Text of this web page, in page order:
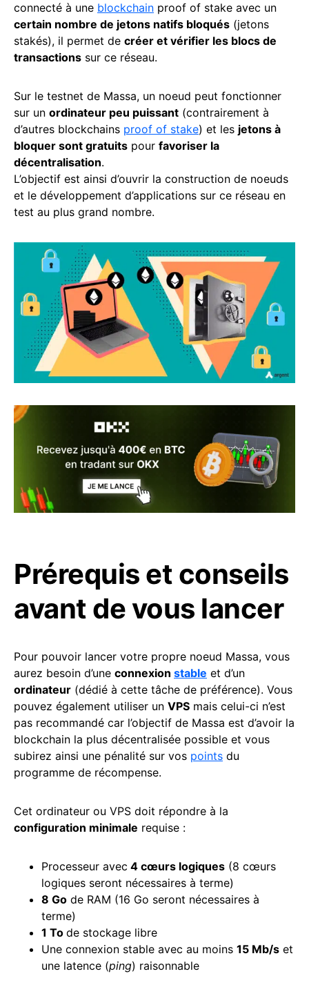
connecté à une blockchain proof of stake avec un
certain nombre de jetons natifs bloqués (jetons
stakés), il permet de créer et vérifier les blocs de
transactions sur ce réseau.
Sur le testnet de Massa, un noeud peut fonctionner
sur un ordinateur peu puissant (contrairement à
d’autres blockchains proof of stake) et les jetons à
bloquer sont gratuits pour favoriser la
décentralisation.
L’objectif est ainsi d’ouvrir la construction de noeuds
et le développement d’applications sur ce réseau en
test au plus grand nombre.
Prérequis et conseils
avant de vous lancer
Pour pouvoir lancer votre propre noeud Massa, vous
aurez besoin d’une connexion stable et d’un
ordinateur (dédié à cette tâche de préférence). Vous
pouvez également utiliser un VPS mais celui-ci n’est
pas recommandé car l’objectif de Massa est d’avoir la
blockchain la plus décentralisée possible et vous
subirez ainsi une pénalité sur vos points du
programme de récompense.
Cet ordinateur ou VPS doit répondre à la
configuration minimale requise :
Processeur avec 4 cœurs logiques (8 cœurs
logiques seront nécessaires à terme)
8 Go de RAM (16 Go seront nécessaires à
terme)
1 To de stockage libre
Une connexion stable avec au moins 15 Mb/s et
une latence (ping) raisonnable